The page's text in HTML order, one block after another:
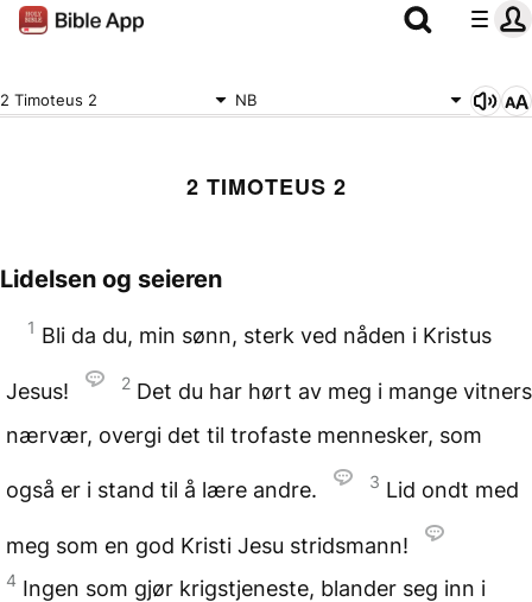
2 Timoteus 2 NB
2 TIMOTEUS 2
Lidelsen og seieren
1 Bli da du, min sønn, sterk ved nåden i Kristus
Jesus! 2 Det du har hørt av meg i mange vitners
nærvær, overgi det til trofaste mennesker, som
også er i stand til å lære andre. 3 Lid ondt med
meg som en god Kristi Jesu stridsmann!
4 Ingen som gjør krigstjeneste, blander seg inn i